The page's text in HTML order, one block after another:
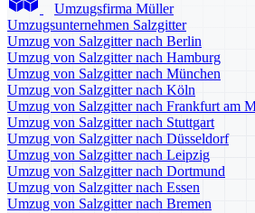
Umzugsfirma Müller
Umzugsunternehmen Salzgitter
Umzug von Salzgitter nach Berlin
Umzug von Salzgitter nach Hamburg
Umzug von Salzgitter nach München
Umzug von Salzgitter nach Köln
Umzug von Salzgitter nach Frankfurt am
Umzug von Salzgitter nach Stuttgart
Umzug von Salzgitter nach Düsseldorf
Umzug von Salzgitter nach Leipzig
Umzug von Salzgitter nach Dortmund
Umzug von Salzgitter nach Essen
Umzug von Salzgitter nach Bremen